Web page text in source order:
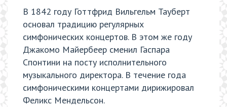
В 1842 году Готтфрид Вильгельм Тауберт
основал традицию регулярных
симфонических концертов. В этом же году
Джакомо Майербеер сменил Гаспара
Спонтини на посту исполнительного
музыкального директора. В течение года
симфоническими концертами дирижировал
Феликс Мендельсон.